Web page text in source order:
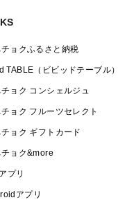
ョクふるさと納税
TABLE（ビビッドテーブル）
ョク コンシェルジュ
ョク フルーツセレクト
ョク ギフトカード
ョク&more
プリ
アプリ